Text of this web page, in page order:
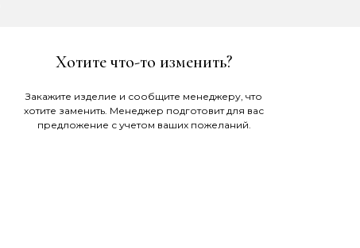
Хотите что-то изменить?
Закажите изделие и сообщите менеджеру, что
хотите заменить. Менеджер подготовит для вас
предложение с учетом ваших пожеланий.